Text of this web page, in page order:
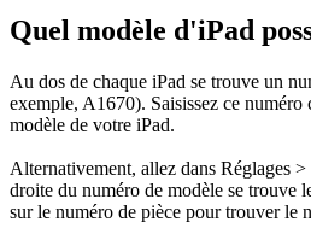
Quel modèle d'iPad
Au dos de chaque iPad se trouve un
exemple, A1670). Saisissez ce numéro
modèle de votre iPad.
Alternativement, allez dans Réglages
droite du numéro de modèle se trouve
sur le numéro de pièce pour trouver le